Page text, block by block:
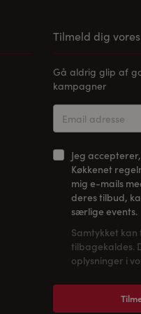
Tilmeld dig
Gå aldrig glip af
kampagner
Jeg
Køkkenet
mig e-mails
deres tilbud,
særlige events.
Samtykket kan
tilbagekaldes.
oplysninger i